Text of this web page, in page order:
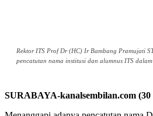
Rektor ITS Prof Dr (HC) Ir Bambang Pramujati
pencatutan nama institusi dan alumnus ITS dalam
SURABAYA-kanalsembilan.com (30